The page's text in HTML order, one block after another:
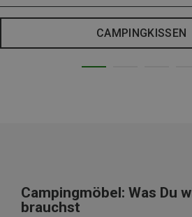
CAMPINGKISSEN
Campingmöbel: Was Du
brauchst